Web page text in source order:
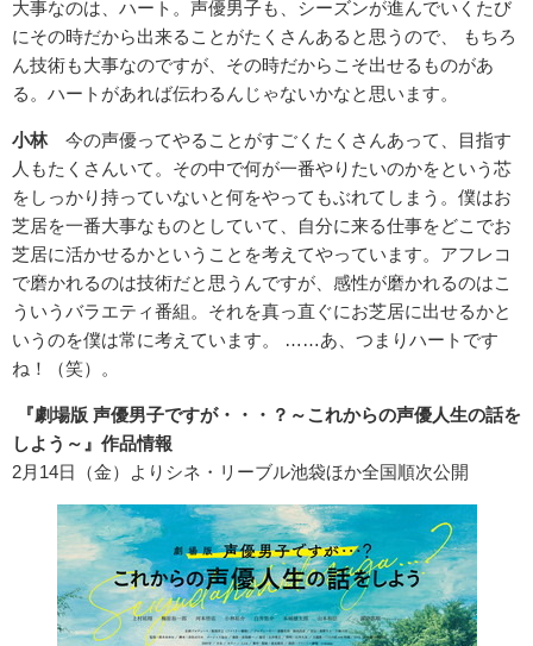
大事なのは、ハート。声優男子も、シーズンが進んでいくたび
にその時だから出来ることがたくさんあると思うので、 もちろ
ん技術も大事なのですが、その時だからこそ出せるものがあ
る。ハートがあれば伝わるんじゃないかなと思います。
小林今の声優ってやることがすごくたくさんあって、目指す
人もたくさんいて。その中で何が一番やりたいのかをという芯
をしっかり持っていないと何をやってもぶれてしまう。僕はお
芝居を一番大事なものとしていて、自分に来る仕事をどこでお
芝居に活かせるかということを考えてやっています。アフレコ
で磨かれるのは技術だと思うんですが、感性が磨かれるのはこ
ういうバラエティ番組。それを真っ直ぐにお芝居に出せるかと
いうのを僕は常に考えています。 ……あ、つまりハートです
ね！（笑）。
『劇場版 声優男子ですが・・・？～これからの声優人生の話を
しよう～』作品情報
2月14日（金）よりシネ・リーブル池袋ほか全国順次公開